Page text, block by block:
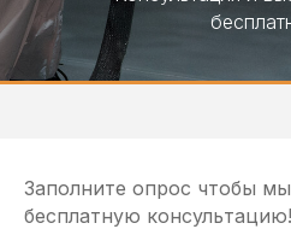
Заполните опрос чтобы
бесплатную консультацию!